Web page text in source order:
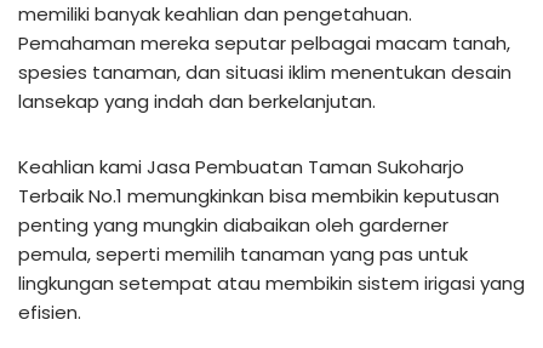
memiliki banyak keahlian dan pengetahuan.
Pemahaman mereka seputar pelbagai macam tanah,
spesies tanaman, dan situasi iklim menentukan desain
lansekap yang indah dan berkelanjutan.
Keahlian kami Jasa Pembuatan Taman Sukoharjo
Terbaik No.1 memungkinkan bisa membikin keputusan
penting yang mungkin diabaikan oleh garderner
pemula, seperti memilih tanaman yang pas untuk
lingkungan setempat atau membikin sistem irigasi yang
efisien.